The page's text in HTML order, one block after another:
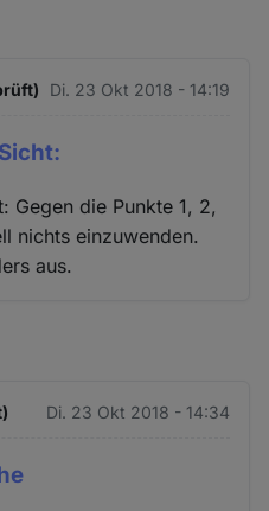
Di. 23 Okt 2018 - 14:19
Gegen die Punkte 1, 2,
nichts einzuwenden.
aus.
Di. 23 Okt 2018 - 14:34